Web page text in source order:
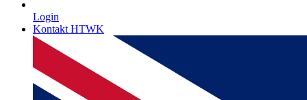
Login
Kontakt HTWK